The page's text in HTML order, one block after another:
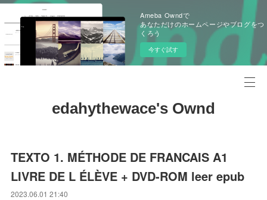
Ameba Owndで
あなただけのホームページやブログをつ
くろう
今すぐ試す
edahythewace's Ownd
TEXTO 1. MÉTHODE DE FRANCAIS A1
LIVRE DE L ÉLÈVE + DVD-ROM leer epub
2023.06.01 21:40